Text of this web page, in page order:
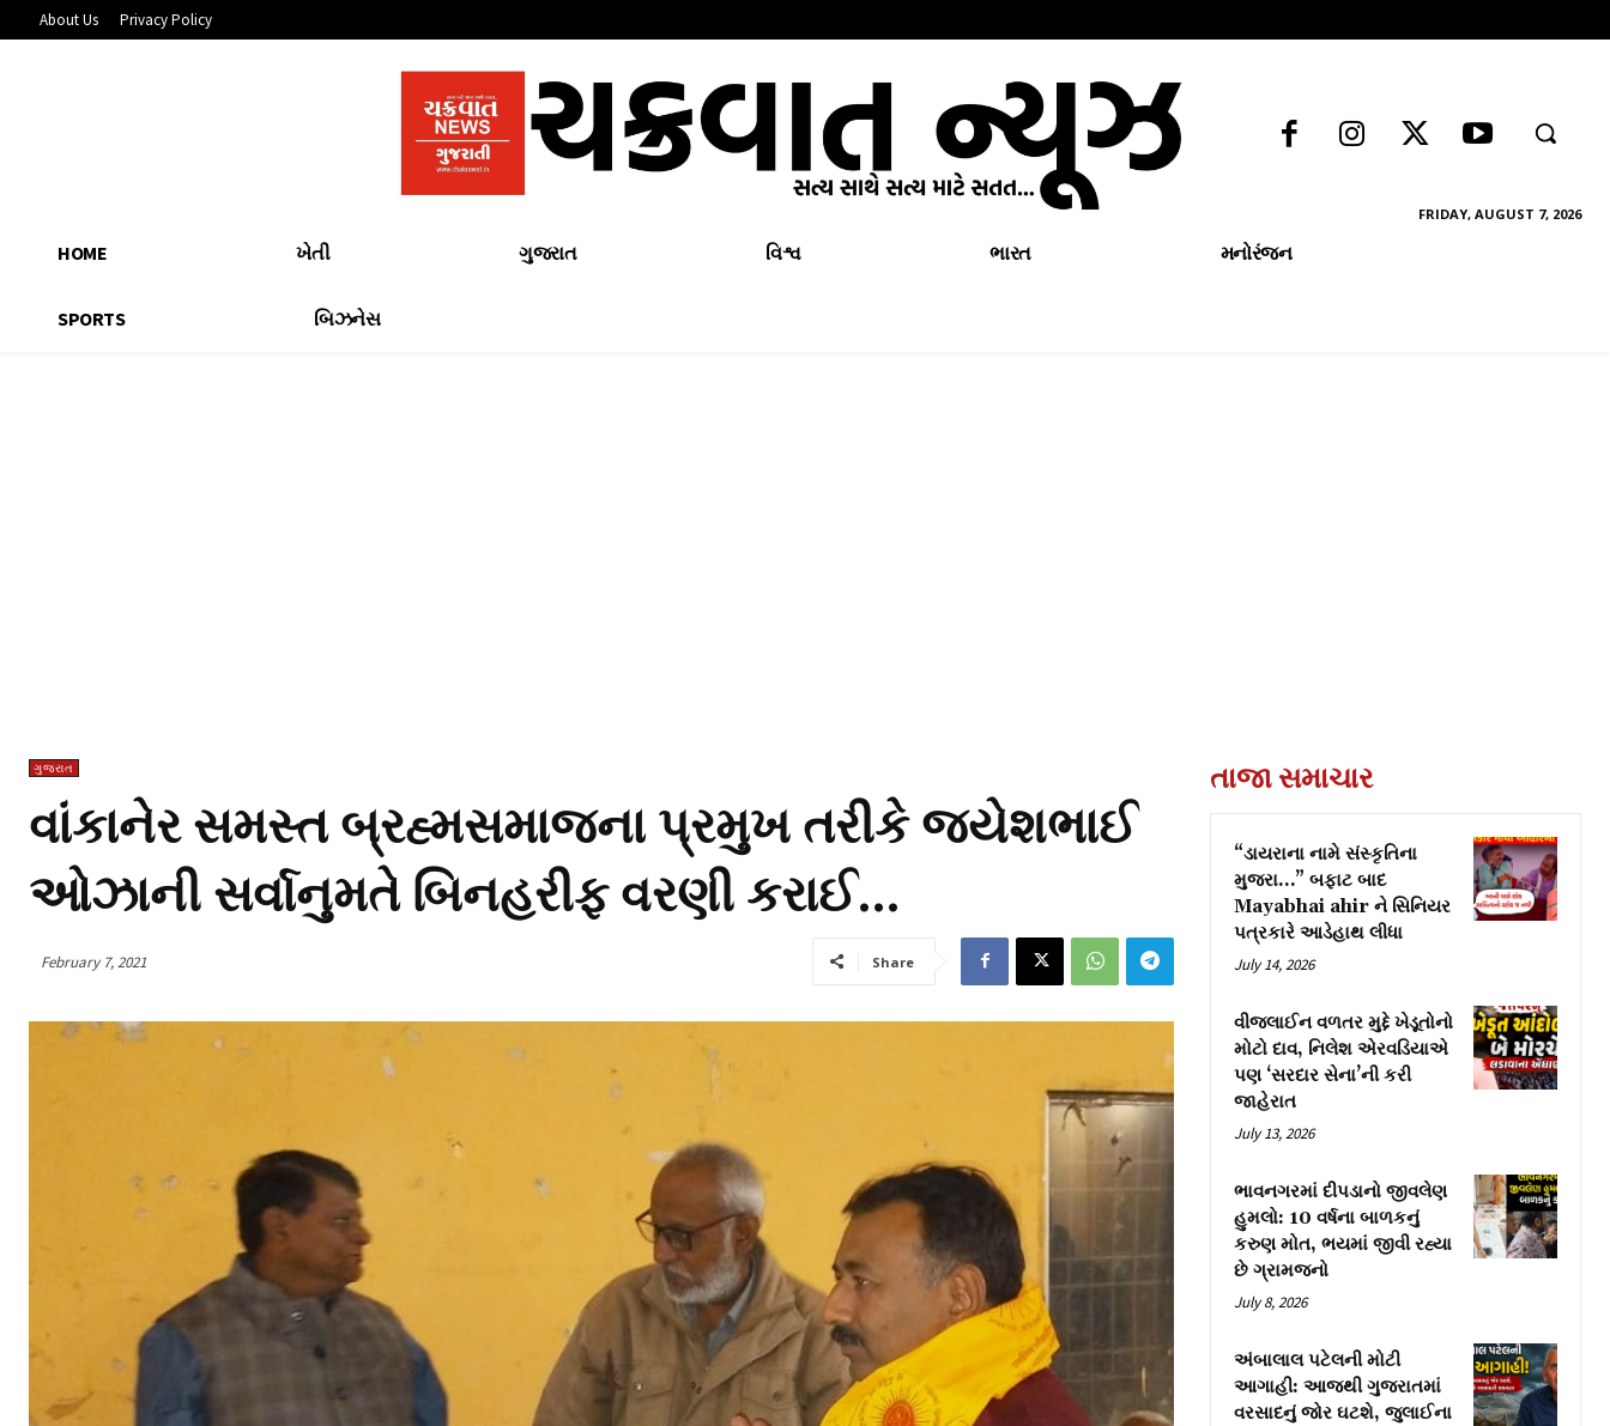
About Us Privacy Policy
FRIDAY, AUGUST 7, 2026
HOME ખેતી ગુજરાત વિશ્વ ભારત મનોરંજન
SPORTS બિઝનેસ
ગુજરાત
વાંકાનેર સમસ્ત બ્રહ્મસમાજના પ્રમુખ તરીકે જયેશભાઈ
ઓઝાની સર્વાનુમતે બિનહરીફ વરણી કરાઈ…
February 7, 2021 Share
તાજા સમાચાર
“ડાયરાના નામે સંસ્કૃતિના
મુજરા…” બફાટ બાદ
Mayabhai ahir ને સિનિયર
પત્રકારે આડેહાથ લીધા
July 14, 2026
વીજલાઈન વળતર મુદ્દે ખેડૂતોનો
મોટો દાવ, નિલેશ એરવડિયાએ
પણ ‘સરદાર સેના’ની કરી
જાહેરાત
July 13, 2026
ભાવનગરમાં દીપડાનો જીવલેણ
હુમલો: 10 વર્ષના બાળકનું
કરુણ મોત, ભયમાં જીવી રહ્યા
છે ગ્રામજનો
July 8, 2026
અંબાલાલ પટેલની મોટી
આગાહી: આજથી ગુજરાતમાં
વરસાદનું જોર ઘટશે, જુલાઈના